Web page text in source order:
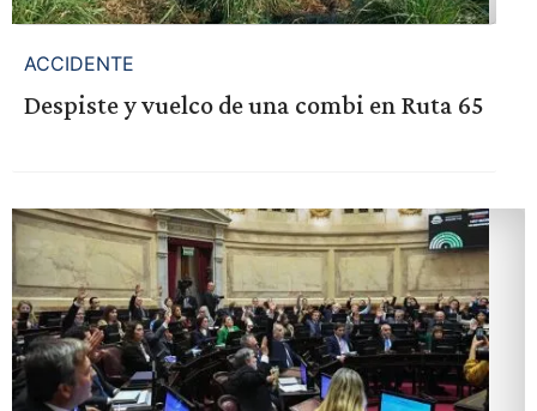
ACCIDENTE
Despiste y vuelco de una combi en Ruta 65